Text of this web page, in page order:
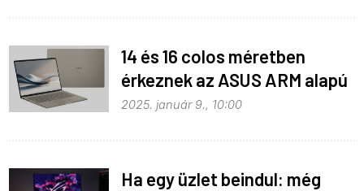
14 és 16 colos méretben
érkeznek az ASUS ARM alapú
notebookjai
2025. január 9., 10:00
Ha egy üzlet beindul: még